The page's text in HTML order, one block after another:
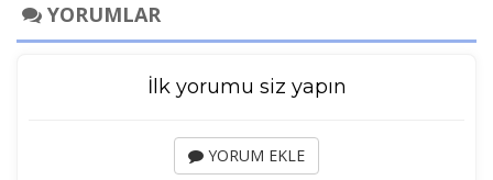
YORUMLAR
İlk yorumu siz yapın
YORUM EKLE